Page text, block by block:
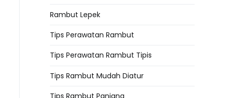
Rambut Lepek
Tips Perawatan Rambut
Tips Perawatan Rambut Tipis
Tips Rambut Mudah Diatur